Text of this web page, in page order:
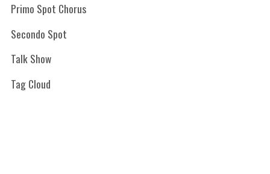
Primo Spot Chorus
Secondo Spot
Talk Show
Tag Cloud